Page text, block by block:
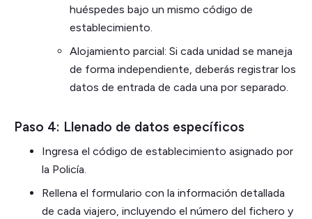
huéspedes bajo un mismo código de
establecimiento.
Alojamiento parcial: Si cada unidad se maneja
de forma independiente, deberás registrar los
datos de entrada de cada una por separado.
Paso 4: Llenado de datos específicos
Ingresa el código de establecimiento asignado por
la Policía.
Rellena el formulario con la información detallada
de cada viajero, incluyendo el número del fichero y